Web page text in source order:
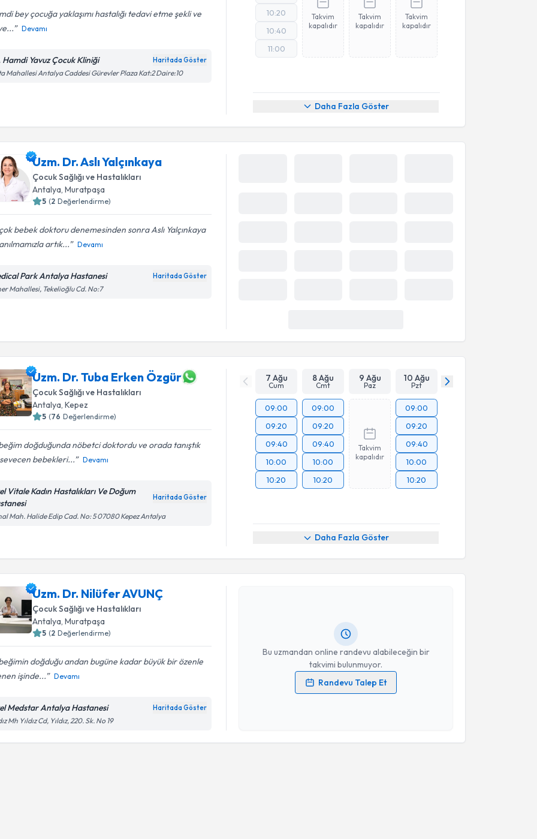
bey çocuğa yaklaşımı hastalığı tedavi etme şekli ve
Devamı
Hamdi Yavuz Çocuk Kliniği Haritada Göster
Mahallesi Antalya Caddesi Gürevler Plaza Kat:2 Daire:10
10:20
10:40
11:00
Takvim
kapalıdır
Takvim
kapalıdır
Takvim
kapalıdır
Daha Fazla Göster
Uzm. Dr. Aslı Yalçınkaya
Çocuk Sağlığı ve Hastalıkları
Antalya, Muratpaşa
5 (2 Değerlendirme)
bebek doktoru denemesinden sonra Aslı Yalçınkaya
artık...
Devamı
Park Antalya Hastanesi Haritada Göster
Mahallesi, Tekelioğlu Cd. No:7
Uzm. Dr. Tuba Erken Özgür
Çocuk Sağlığı ve Hastalıkları
Antalya, Kepez
5 (76 Değerlendirme)
doğduğunda nöbetci doktordu ve orada tanıştık
bebekleri...
Devamı
Vitale Kadın Hastalıkları Ve Doğum
Haritada Göster
Mah. Halide Edip Cad. No: 5 07080 Kepez Antalya
7 Ağu
Cum
8 Ağu
Cmt
9 Ağu
Paz
10 Ağu
Pzt
09:00
09:20
09:40
10:00
10:20
09:00
09:20
09:40
10:00
10:20
Takvim
kapalıdır
09:00
09:20
09:40
10:00
10:20
Daha Fazla Göster
Uzm. Dr. Nilüfer AVUNÇ
Çocuk Sağlığı ve Hastalıkları
Antalya , Muratpaşa
5 (2 Değerlendirme)
doğduğu andan bugüne kadar büyük bir özenle
işinde...
Devamı
Medstar Antalya Hastanesi Haritada Göster
Mh Yıldız Cd, Yıldız, 220. Sk. No 19
Bu uzmandan online randevu alabileceğin bir
takvimi bulunmuyor.
Randevu Talep Et
Randevu Takvimi Talebi
Uzm. Dr. Nilüfer AVUNÇ
Kişisel verilerimin işlenmesine ilişkinAydınlatma Metni